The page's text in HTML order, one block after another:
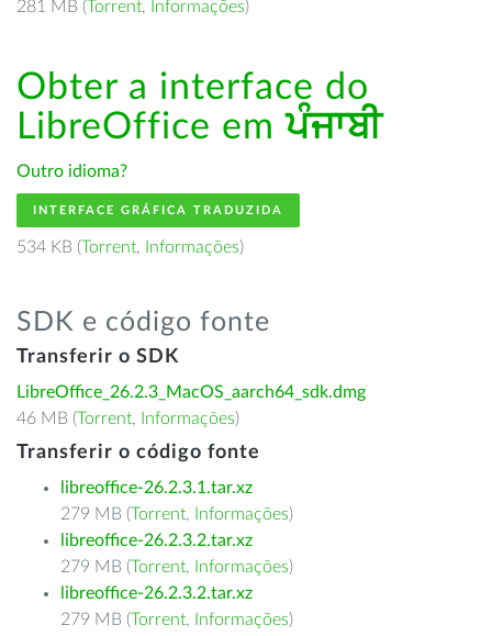
281 MB (Torrent, Informações)
Obter a interface do
LibreOffice emਪੰਜਾਬੀ
Outro idioma?
INTERFACE GRÁFICA TRADUZIDA
534 KB (Torrent, Informações)
SDK e código fonte
Transferir o SDK
LibreOffice_26.2.3_MacOS_aarch64_sdk.dmg
46 MB (Torrent, Informações)
Transferir o código fonte
libreoffice-26.2.3.1.tar.xz
279 MB (Torrent, Informações)
libreoffice-26.2.3.2.tar.xz
279 MB (Torrent, Informações)
libreoffice-26.2.3.2.tar.xz
279 MB (Torrent, Informações)